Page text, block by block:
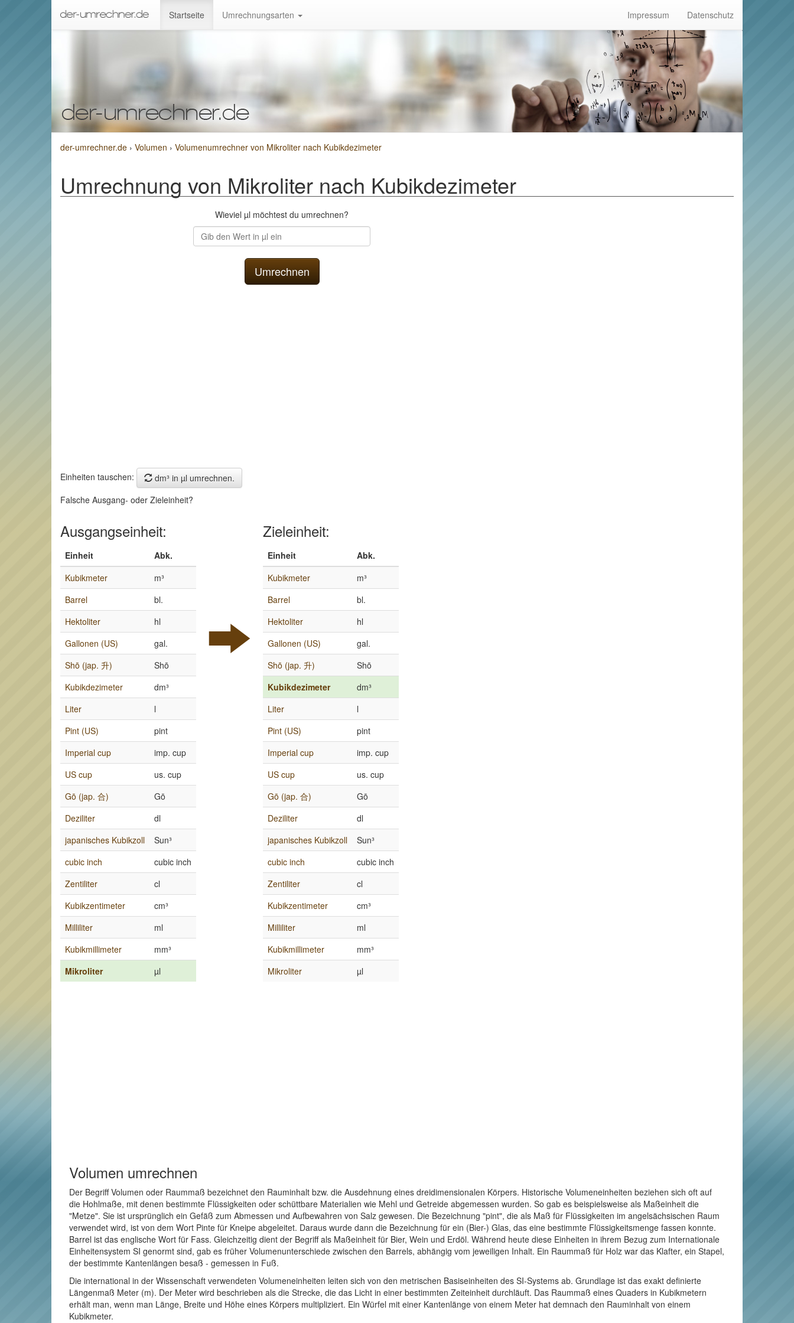
Startseite Umrechnungsarten Impressum Datenschutz
der-umrechner.de › Volumen › Volumenumrechner von Mikroliter nach Kubikdezimeter
Umrechnung von Mikroliter nach Kubikdezimeter
Wieviel µl möchtest du umrechnen?
Einheiten tauschen:
dm³ in µl umrechnen.
Falsche Ausgang- oder Zieleinheit?
Ausgangseinheit:
Einheit
Abk.
Kubikmeter
m³
Barrel
bl.
Hektoliter
hl
Gallonen (US)
gal.
Shō (jap. 升)
Shō
Kubikdezimeter
dm³
Liter
l
Pint (US)
pint
Imperial cup
imp. cup
US cup
us. cup
Gō (jap. 合)
Gō
Deziliter
dl
japanisches Kubikzoll
Sun³
cubic inch
cubic inch
Zentiliter
cl
Kubikzentimeter
cm³
Milliliter
ml
Kubikmillimeter
mm³
Mikroliter
µl
Zieleinheit:
Einheit
Abk.
Kubikmeter
m³
Barrel
bl.
Hektoliter
hl
Gallonen (US)
gal.
Shō (jap. 升)
Shō
Kubikdezimeter
dm³
Liter
l
Pint (US)
pint
Imperial cup
imp. cup
US cup
us. cup
Gō (jap. 合)
Gō
Deziliter
dl
japanisches Kubikzoll
Sun³
cubic inch
cubic inch
Zentiliter
cl
Kubikzentimeter
cm³
Milliliter
ml
Kubikmillimeter
mm³
Mikroliter
µl
Volumen umrechnen
Der Begriff Volumen oder Raummaß bezeichnet den Rauminhalt bzw. die Ausdehnung eines dreidimensionalen Körpers. Historische Volumeneinheiten beziehen sich oft auf
die Hohlmaße, mit denen bestimmte Flüssigkeiten oder schüttbare Materialien wie Mehl und Getreide abgemessen wurden. So gab es beispielsweise als Maßeinheit die
"Metze". Sie ist ursprünglich ein Gefäß zum Abmessen und Aufbewahren von Salz gewesen. Die Bezeichnung "pint", die als Maß für Flüssigkeiten im angelsächsischen Raum
verwendet wird, ist von dem Wort Pinte für Kneipe abgeleitet. Daraus wurde dann die Bezeichnung für ein (Bier-) Glas, das eine bestimmte Flüssigkeitsmenge fassen konnte.
Barrel ist das englische Wort für Fass. Gleichzeitig dient der Begriff als Maßeinheit für Bier, Wein und Erdöl. Während heute diese Einheiten in ihrem Bezug zum Internationale
Einheitensystem SI genormt sind, gab es früher Volumenunterschiede zwischen den Barrels, abhängig vom jeweiligen Inhalt. Ein Raummaß für Holz war das Klafter, ein Stapel,
der bestimmte Kantenlängen besaß - gemessen in Fuß.
Die international in der Wissenschaft verwendeten Volumeneinheiten leiten sich von den metrischen Basiseinheiten des SI-Systems ab. Grundlage ist das exakt definierte
Längenmaß Meter (m). Der Meter wird beschrieben als die Strecke, die das Licht in einer bestimmten Zeiteinheit durchläuft. Das Raummaß eines Quaders in Kubikmetern
erhält man, wenn man Länge, Breite und Höhe eines Körpers multipliziert. Ein Würfel mit einer Kantenlänge von einem Meter hat demnach den Rauminhalt von einem
Kubikmeter.